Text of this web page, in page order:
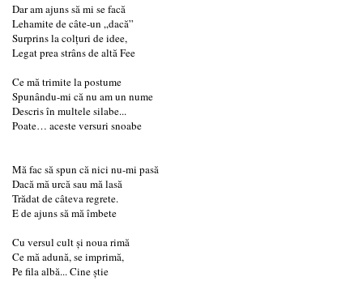
Dar am ajuns să mi se facă
Lehamite de câte-un „dacă”
Surprins la colţuri de idee,
Legat prea strâns de altă Fee
Ce mă trimite la postume
Spunându-mi că nu am un nume
Descris în multele silabe...
Poate… aceste versuri snoabe
Mă fac să spun că nici nu-mi pasă
Dacă mă urcă sau mă lasă
Trădat de câteva regrete.
E de ajuns să mă îmbete
Cu versul cult şi noua rimă
Ce mă adună, se imprimă,
Pe fila albă... Cine ştie